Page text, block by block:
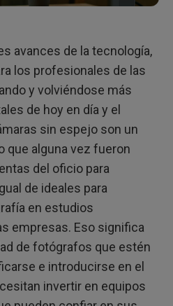
avances de la tecnología,
los profesionales de las
y volviéndose más
de hoy en día y el
sin espejo son un
que alguna vez fueron
del oficio para
de ideales para
en estudios
empresas. Eso significa
de fotógrafos que estén
e introducirse en el
invertir en equipos